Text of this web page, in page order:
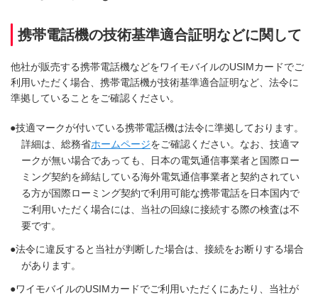
携帯電話機の技術基準適合証明などに関して
他社が販売する携帯電話機などをワイモバイルのUSIMカードでご
利用いただく場合、携帯電話機が技術基準適合証明など、法令に
準拠していることをご確認ください。
技適マークが付いている携帯電話機は法令に準拠しております。
詳細は、総務省ホームページをご確認ください。なお、技適マ
ークが無い場合であっても、日本の電気通信事業者と国際ロー
ミング契約を締結している海外電気通信事業者と契約されてい
る方が国際ローミング契約で利用可能な携帯電話を日本国内で
ご利用いただく場合には、当社の回線に接続する際の検査は不
要です。
法令に違反すると当社が判断した場合は、接続をお断りする場合
があります。
ワイモバイルのUSIMカードでご利用いただくにあたり、当社が